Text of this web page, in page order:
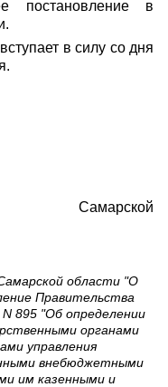
постановление в
в силу со дня
области "О
Правительства
895 "Об определении
органами
управления
внебюджетными
им казенными и